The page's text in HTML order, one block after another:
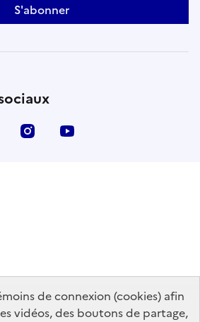
de connexion (cookies) afin
vidéos, des boutons de partage,
S'abonner
facebook instagram
info.gouv.fr